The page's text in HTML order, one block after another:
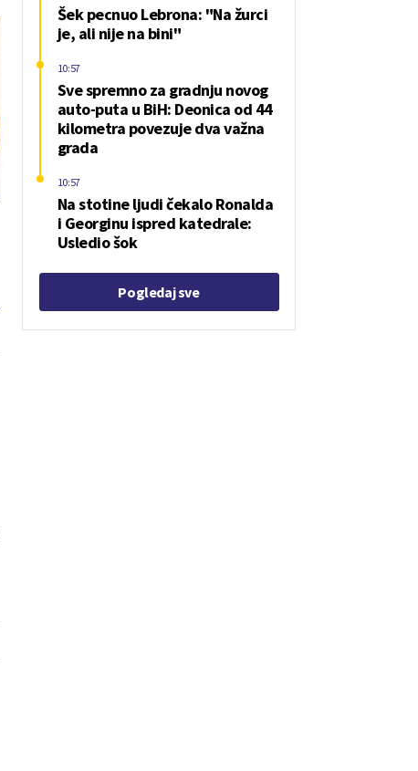
Šek pecnuo Lebrona: "Na žurci
je, ali nije na bini"
Sve spremno za gradnju novog
auto-puta u BiH: Deonica od 44
kilometra povezuje dva važna
grada
10:57
Na stotine ljudi čekalo Ronalda
i Georginu ispred katedrale:
Usledio šok
10:57
Pogledaj sve